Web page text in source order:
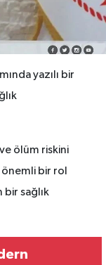
yazılı bir
ölüm riskini
önemli bir rol
sağlık